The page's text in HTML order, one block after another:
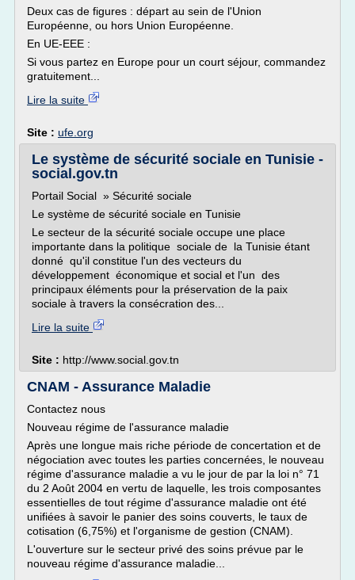
Deux cas de figures : départ au sein de l'Union
Européenne, ou hors Union Européenne.
En UE-EEE :
Si vous partez en Europe pour un court séjour, commandez
gratuitement...
Lire la suite
Site : ufe.org
Le système de sécurité sociale en Tunisie -
social.gov.tn
Portail Social » Sécurité sociale
Le système de sécurité sociale en Tunisie
Le secteur de la sécurité sociale occupe une place
importante dans la politique sociale de la Tunisie étant
donné qu'il constitue l'un des vecteurs du
développement économique et social et l'un des
principaux éléments pour la préservation de la paix
sociale à travers la consécration des...
Lire la suite
Site : http://www.social.gov.tn
CNAM - Assurance Maladie
Contactez nous
Nouveau régime de l'assurance maladie
Après une longue mais riche période de concertation et de
négociation avec toutes les parties concernées, le nouveau
régime d'assurance maladie a vu le jour de par la loi n° 71
du 2 Août 2004 en vertu de laquelle, les trois composantes
essentielles de tout régime d'assurance maladie ont été
unifiées à savoir le panier des soins couverts, le taux de
cotisation (6,75%) et l'organisme de gestion (CNAM).
L'ouverture sur le secteur privé des soins prévue par le
nouveau régime d'assurance maladie...